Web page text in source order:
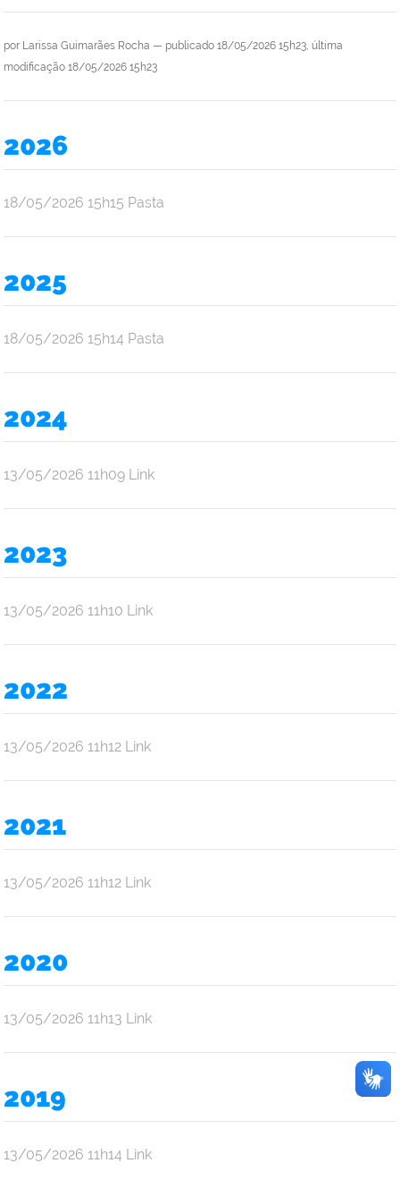
por Larissa Guimarães Rocha — publicado 18/05/2026 15h23, última
modificação 18/05/2026 15h23
2026
por
Araújo
publicado
18/05/2026 15h15 Pasta
2025
por
Araújo
publicado
18/05/2026 15h14 Pasta
2024
por
Araújo
publicado
13/05/2026 11h09 Link
2023
por
Araújo
publicado
13/05/2026 11h10 Link
2022
por
Araújo
publicado
13/05/2026 11h12 Link
2021
por
Araújo
publicado
13/05/2026 11h12 Link
2020
por
Araújo
publicado
13/05/2026 11h13 Link
2019
por
publicado
13/05/2026 11h14 Link